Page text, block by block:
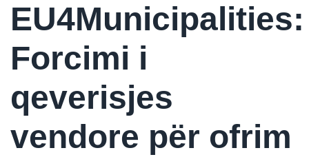
EU4Municipalities:
Forcimi i
qeverisjes
vendore për ofrim